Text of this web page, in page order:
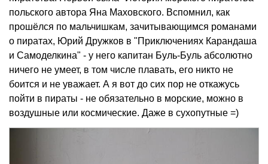
польского автора Яна Маховского. Вспомнил, как
прошёлся по мальчишкам, зачитывающимся романами
о пиратах, Юрий Дружков в "Приключениях Карандаша
и Самоделкина" - у него капитан Буль-Буль абсолютно
ничего не умеет, в том числе плавать, его никто не
боится и не уважает. А я вот до сих пор не откажусь
пойти в пираты - не обязательно в морские, можно в
воздушные или космические. Даже в сухопутные =)